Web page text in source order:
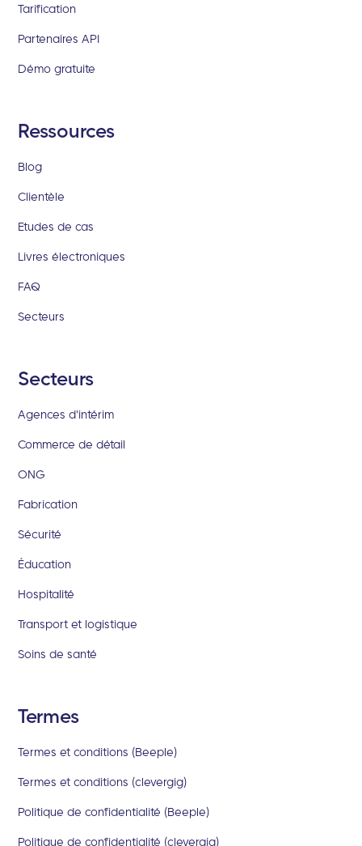
Tarification
Partenaires API
Démo gratuite
Ressources
Blog
Clientèle
Etudes de cas
Livres électroniques
FAQ
Secteurs
Secteurs
Agences d'intérim
Commerce de détail
ONG
Fabrication
Sécurité
Éducation
Hospitalité
Transport et logistique
Soins de santé
Termes
Termes et conditions (Beeple)
Termes et conditions (clevergig)
Politique de confidentialité (Beeple)
Politique de confidentialité (clevergig)